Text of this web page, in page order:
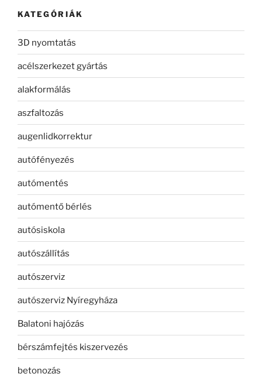
KATEGÓRIÁK
3D nyomtatás
acélszerkezet gyártás
alakformálás
aszfaltozás
augenlidkorrektur
autófényezés
autómentés
autómentő bérlés
autósiskola
autószállítás
autószerviz
autószerviz Nyíregyháza
Balatoni hajózás
bérszámfejtés kiszervezés
betonozás